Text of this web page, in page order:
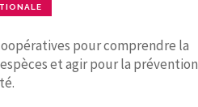
pour comprendre la
et agir pour la prévention